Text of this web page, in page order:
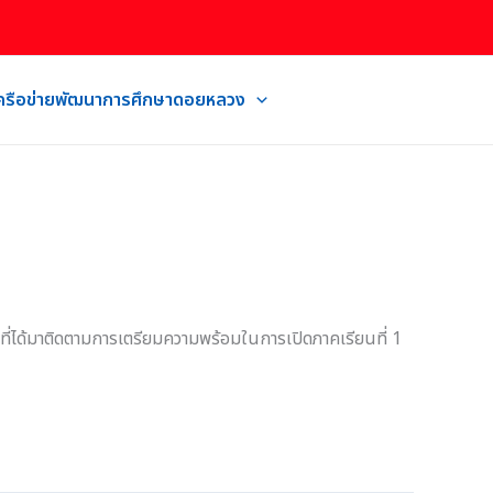
รือข่ายพัฒนาการศึกษาดอยหลวง
มาติดตามการเตรียมความพร้อมในการเปิดภาคเรียนที่ 1